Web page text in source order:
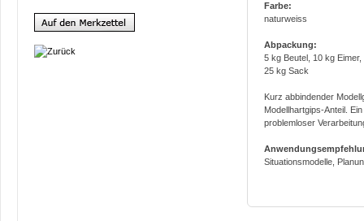
Farbe:
naturweiss
Abpackung:
5 kg Beutel, 10 kg
25 kg Sack
Kurz abbindender
Modellhartgips-Anteil.
problemloser
Situationsmodelle,